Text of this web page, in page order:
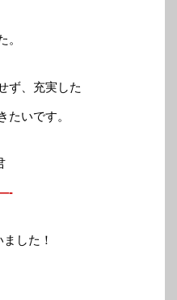
。
ず、充実した
たいです。
した！